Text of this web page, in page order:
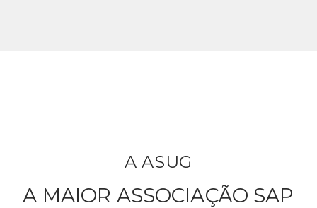
A ASUG
A MAIOR ASSOCIAÇÃO SAP